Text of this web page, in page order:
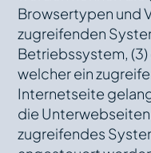
Browsertypen und
zugreifenden
Betriebssystem,
welcher ein
Internetseite
die
zugreifendes